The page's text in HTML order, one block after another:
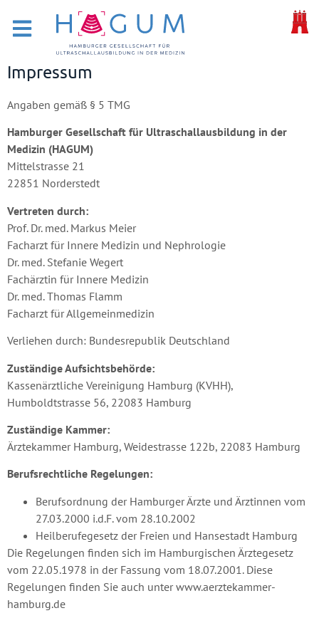
Impressum
Angaben gemäß § 5 TMG
Hamburger Gesellschaft für Ultraschallausbildung in der
Medizin (HAGUM)
Mittelstrasse 21
22851 Norderstedt
Vertreten durch:
Prof. Dr. med. Markus Meier
Facharzt für Innere Medizin und Nephrologie
Dr. med. Stefanie Wegert
Fachärztin für Innere Medizin
Dr. med. Thomas Flamm
Facharzt für Allgemeinmedizin
Verliehen durch: Bundesrepublik Deutschland
Zuständige Aufsichtsbehörde:
Kassenärztliche Vereinigung Hamburg (KVHH),
Humboldtstrasse 56, 22083 Hamburg
Zuständige Kammer:
Ärztekammer Hamburg, Weidestrasse 122b, 22083 Hamburg
Berufsrechtliche Regelungen:
Berufsordnung der Hamburger Ärzte und Ärztinnen vom
27.03.2000 i.d.F. vom 28.10.2002
Heilberufegesetz der Freien und Hansestadt Hamburg
Die Regelungen finden sich im Hamburgischen Ärztegesetz
vom 22.05.1978 in der Fassung vom 18.07.2001. Diese
Regelungen finden Sie auch unterwww.aerztekammer-
hamburg.de